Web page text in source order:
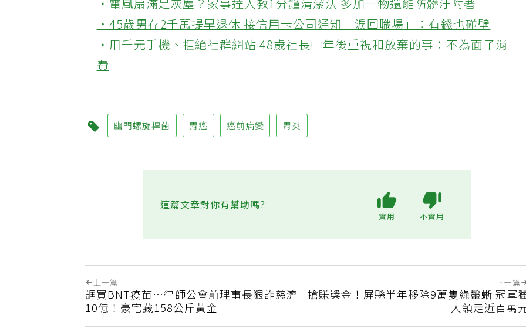
‧電風扇滿是灰塵？家事達人教1分鐘清潔法 多加一物還能防髒汙附著
‧45歲男存2千萬提早退休 接信用卡公司通知「淚回職場」：有錢也碰壁
‧用千元手機、拒絕社群網站 48歲社長中年後重視和放棄的事：不為面子消
費
幽門螺旋桿菌 胃癌 癌前病變 胃炎
這篇文章對你有幫助嗎?
上一篇
誆買BNT疫苗…律師公會前理事長狠詐慈濟
10億！豪宅藏158公斤黃金
下一篇
搶賺獎金！屏縣半年移除9萬隻綠鬣蜥 冠軍
人領走近百萬